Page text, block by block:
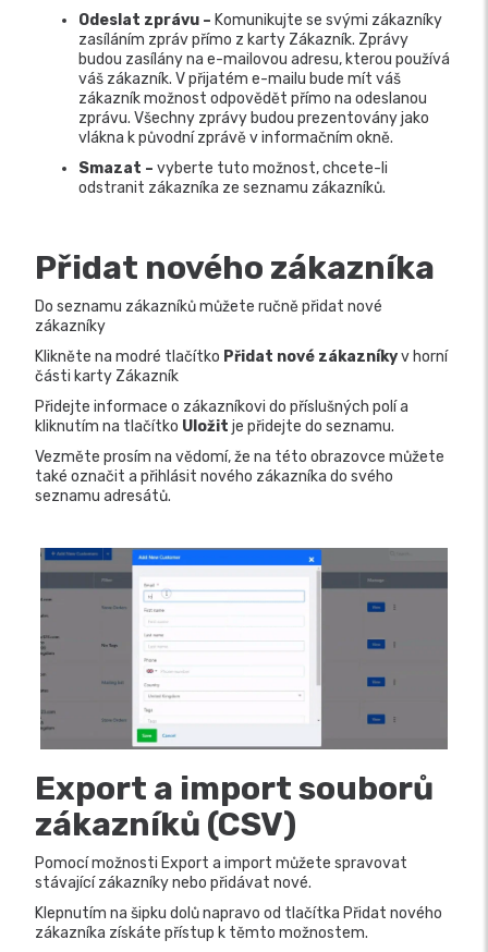
Odeslat zprávu – Komunikujte se svými zákazníky
zasíláním zpráv přímo z karty Zákazník. Zprávy
budou zasílány na e-mailovou adresu, kterou používá
váš zákazník. V přijatém e-mailu bude mít váš
zákazník možnost odpovědět přímo na odeslanou
zprávu. Všechny zprávy budou prezentovány jako
vlákna k původní zprávě v informačním okně.
Smazat – vyberte tuto možnost, chcete-li
odstranit zákazníka ze seznamu zákazníků.
Přidat nového zákazníka
Do seznamu zákazníků můžete ručně přidat nové
zákazníky
Klikněte na modré tlačítko Přidat nové zákazníkyv horní
části karty Zákazník
Přidejte informace o zákazníkovi do příslušných polí a
kliknutím na tlačítko Uložit je přidejte do seznamu.
Vezměte prosím na vědomí, že na této obrazovce můžete
také označit a přihlásit nového zákazníka do svého
seznamu adresátů.
Export a import souborů
zákazníků (CSV)
Pomocí možnosti Export a import můžete spravovat
stávající zákazníky nebo přidávat nové.
Klepnutím na šipku dolů napravo od tlačítka Přidat nového
zákazníka získáte přístup k těmto možnostem.